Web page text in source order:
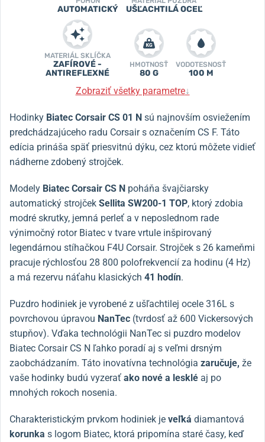
AUTOMATICKÝ UŠĽACHTILÁ OCEĽ
MATERIÁL SKLÍČKA
ZAFÍROVÉ -
ANTIREFLEXNÉ
HMOTNOSŤ
80 G
VODOTESNOSŤ
100 M
Zobraziť všetky parametre↓
Hodinky Biatec Corsair CS 01 N sú najnovším osviežením
predchádzajúceho radu Corsair s označením CS F. Táto
edícia prináša späť priesvitnú dýku, cez ktorú môžete vidieť
nádherne zdobený strojček.
Modely Biatec Corsair CS N poháňa švajčiarsky
automatický strojček Sellita SW200-1 TOP, ktorý zdobia
modré skrutky, jemná perleť a v neposlednom rade
výnimočný rotor Biatec v tvare vrtule inšpirovaný
legendárnou stíhačkou F4U Corsair. Strojček s 26 kameňmi
pracuje rýchlosťou 28 800 polofrekvencií za hodinu (4 Hz)
a má rezervu náťahu klasických 41 hodín.
Puzdro hodiniek je vyrobené z ušľachtilej ocele 316L s
povrchovou úpravou NanTec (tvrdosť až 600 Vickersových
stupňov). Vďaka technológii NanTec si puzdro modelov
Biatec Corsair CS N ľahko poradí aj s veľmi drsným
zaobchádzaním. Táto inovatívna technológia zaručuje, že
vaše hodinky budú vyzerať ako nové a lesklé aj po
mnohých rokoch nosenia.
Charakteristickým prvkom hodiniek je veľká diamantová
korunka s logom Biatec, ktorá pripomína staré časy, keď